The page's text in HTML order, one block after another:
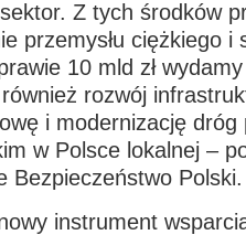
Z tych środków
przemysłu ciężkiego i
10 mld zł
rozwój
i modernizację dróg
w Polsce lokalnej –
Bezpieczeństwo Polski.
instrument